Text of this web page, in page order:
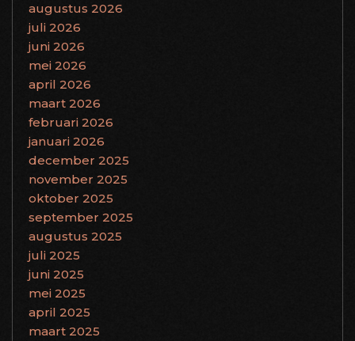
augustus 2026
juli 2026
juni 2026
mei 2026
april 2026
maart 2026
februari 2026
januari 2026
december 2025
november 2025
oktober 2025
september 2025
augustus 2025
juli 2025
juni 2025
mei 2025
april 2025
maart 2025